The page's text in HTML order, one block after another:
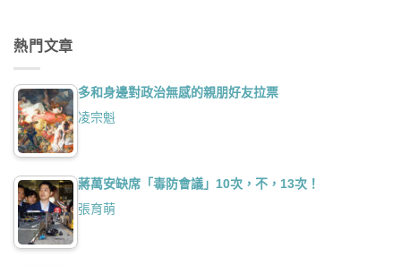
熱門文章
多和身邊對政治無感的親朋好友拉票
凌宗魁
蔣萬安缺席「毒防會議」10次，不，13次！
張育萌